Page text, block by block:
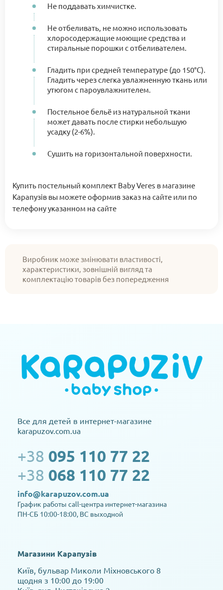
Не поддавать химчистке.
Не отбеливать, не можно использовать
хлоросодержащие моющие средства и
стиральные порошки с отбеливателем.
Гладить при средней температуре (до 150°C).
Гладить через слегка увлажненную ткань или
утюгом с пароувлажнителем.
Постельное бельё из натуральной ткани
может давать после стирки небольшую
усадку (2-6%).
Сушить на горизонтальной поверхности.
Купить постельный комплект Baby Veres в магазине
Карапузів вы можете оформив заказ на сайте или по
телефону указанном на сайте
Виробник може змінювати властивості,
характеристики, зовнішній вигляд та
комплектацію товарів без попередження
Все для детей в интернет-магазине
karapuzov.com.ua
+38 095 110 77 22
+38 068 110 77 22
info@karapuzov.com.ua
График работы call-центра интернет-магазина
ПН-СБ 10:00-18:00, ВС выходной
Магазини Карапузів
Київ, бульвар Миколи Міхновського 8
щодня з 10:00 до 19:00